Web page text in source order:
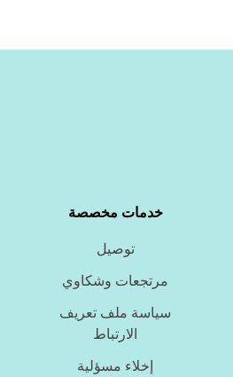
خدمات مخصصة
توصيل
مرتجعات وشكاوي
سياسة ملف تعريف
الارتباط
إخلاء مسؤلية